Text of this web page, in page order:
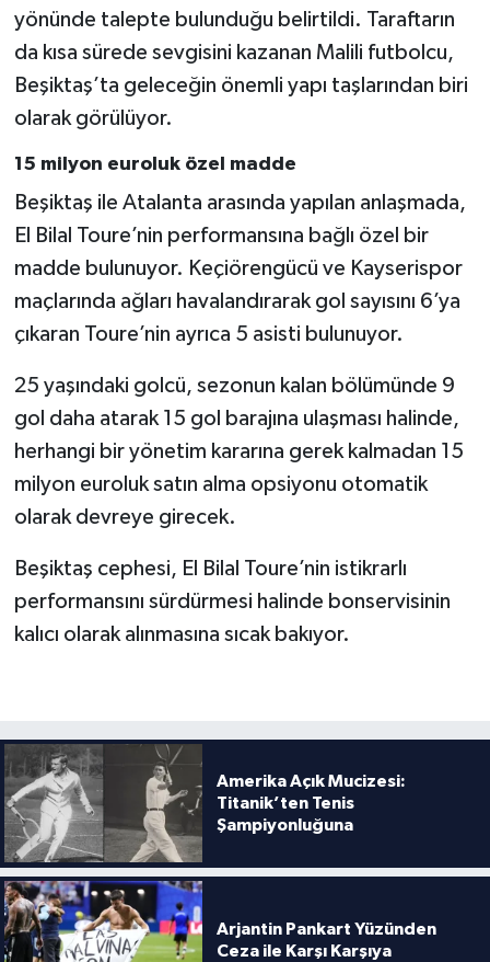
yönünde talepte bulunduğu belirtildi. Taraftarın
da kısa sürede sevgisini kazanan Malili futbolcu,
Beşiktaş’ta geleceğin önemli yapı taşlarından biri
olarak görülüyor.
15 milyon euroluk özel madde
Beşiktaş ile Atalanta arasında yapılan anlaşmada,
El Bilal Toure’nin performansına bağlı özel bir
madde bulunuyor. Keçiörengücü ve Kayserispor
maçlarında ağları havalandırarak gol sayısını 6’ya
çıkaran Toure’nin ayrıca 5 asisti bulunuyor.
25 yaşındaki golcü, sezonun kalan bölümünde 9
gol daha atarak 15 gol barajına ulaşması halinde,
herhangi bir yönetim kararına gerek kalmadan 15
milyon euroluk satın alma opsiyonu otomatik
olarak devreye girecek.
Beşiktaş cephesi, El Bilal Toure’nin istikrarlı
performansını sürdürmesi halinde bonservisinin
kalıcı olarak alınmasına sıcak bakıyor.
Amerika Açık Mucizesi:
Titanik’ten Tenis
Şampiyonluğuna
Arjantin Pankart Yüzünden
Ceza ile Karşı Karşıya
Güreş
Halter
Motor Sporları
Su Sporları
Diğer Spor Dalları
Futbolcular